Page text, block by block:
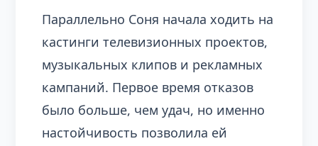
Параллельно Соня начала ходить на
кастинги телевизионных проектов,
музыкальных клипов и рекламных
кампаний. Первое время отказов
было больше, чем удач, но именно
настойчивость позволила ей